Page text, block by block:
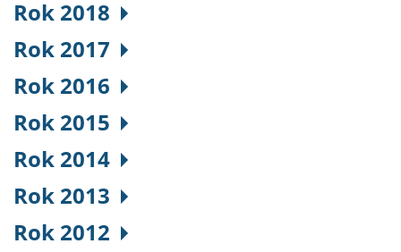
Rok 2018
Rok 2017
Rok 2016
Rok 2015
Rok 2014
Rok 2013
Rok 2012